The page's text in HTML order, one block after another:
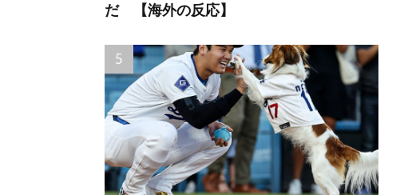
だ 【海外の反応】